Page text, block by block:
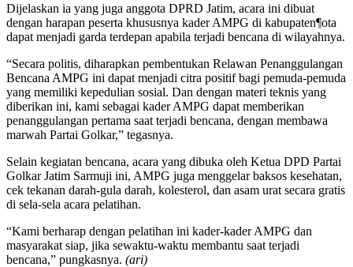
Dijelaskan ia yang juga anggota DPRD Jatim, acara ini dibuat
dengan harapan peserta khususnya kader AMPG di kabupaten¶ota
dapat menjadi garda terdepan apabila terjadi bencana di wilayahnya.
“Secara politis, diharapkan pembentukan Relawan Penanggulangan
Bencana AMPG ini dapat menjadi citra positif bagi pemuda-pemuda
yang memiliki kepedulian sosial. Dan dengan materi teknis yang
diberikan ini, kami sebagai kader AMPG dapat memberikan
penanggulangan pertama saat terjadi bencana, dengan membawa
marwah Partai Golkar,” tegasnya.
Selain kegiatan bencana, acara yang dibuka oleh Ketua DPD Partai
Golkar Jatim Sarmuji ini, AMPG juga menggelar baksos kesehatan,
cek tekanan darah-gula darah, kolesterol, dan asam urat secara gratis
di sela-sela acara pelatihan.
“Kami berharap dengan pelatihan ini kader-kader AMPG dan
masyarakat siap, jika sewaktu-waktu membantu saat terjadi
bencana,” pungkasnya. (ari)